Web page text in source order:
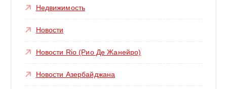
Недвижимость
Новости
Новости Rio (Рио Де Жанейро)
Новости Азербайджана